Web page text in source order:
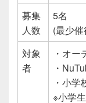
募集
人数
5名
(最少催
対象
者
・オ
・
・小
※小学